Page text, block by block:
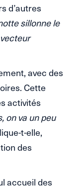
d’autres
sillonne le
avec des
Cette
activités
on va un peu
t-elle,
des
accueil des